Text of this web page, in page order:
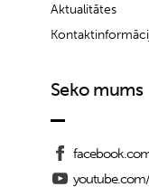
Aktualitātes
Seko mums